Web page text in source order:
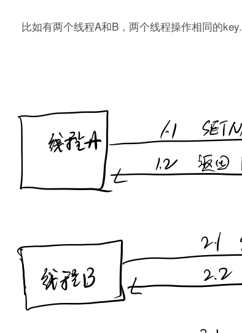
比如有两个线程A和B，两个线程操作相同的key.